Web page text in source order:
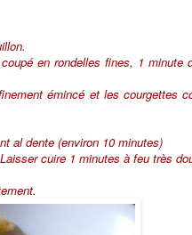
en rondelles fines, 1 minute
émincé et les courgettes
al dente (environ 10 minutes)
cuire 1 minutes à feu très